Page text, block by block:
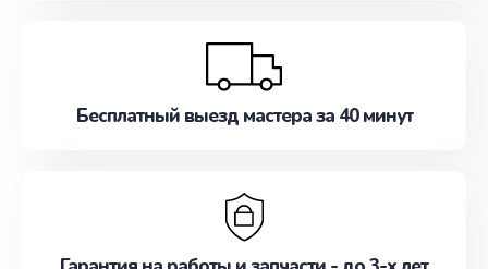
Бесплатный выезд мастера за 40 минут